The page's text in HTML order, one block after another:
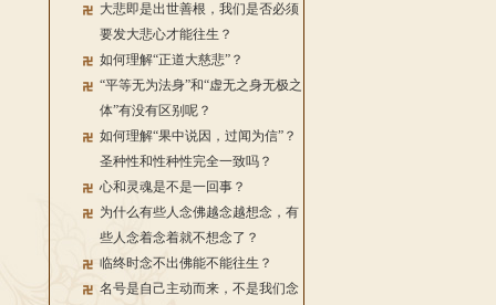
大悲即是出世善根，我们是否必须
要发大悲心才能往生？
如何理解“正道大慈悲”？
“平等无为法身”和“虚无之身无极之
体”有没有区别呢？
如何理解“果中说因，过闻为信”？
圣种性和性种性完全一致吗？
心和灵魂是不是一回事？
为什么有些人念佛越念越想念，有
些人念着念着就不想念了？
临终时念不出佛能不能往生？
名号是自己主动而来，不是我们念